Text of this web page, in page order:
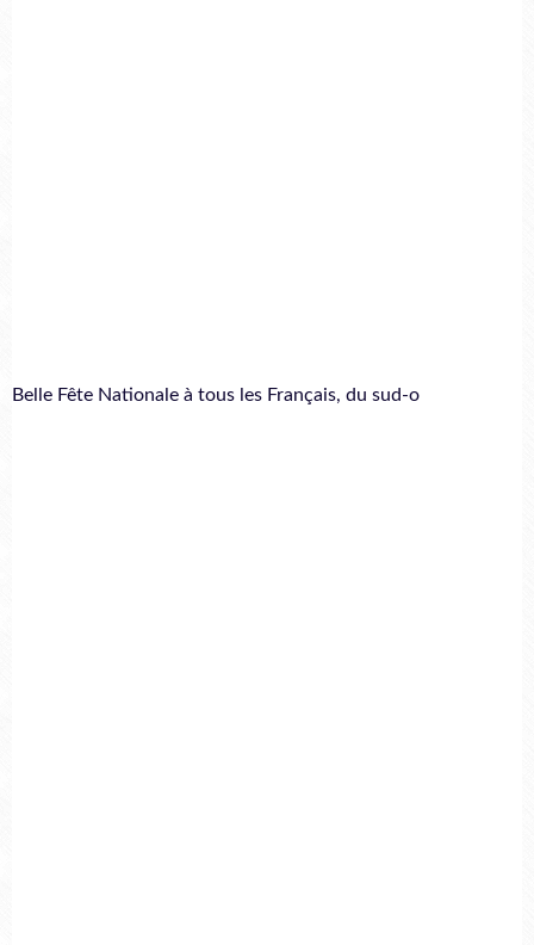
Belle Fête Nationale à tous les Français, du sud-o